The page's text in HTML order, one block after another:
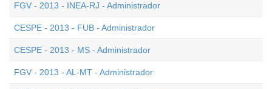
FGV - 2013 - INEA-RJ - Administrador
CESPE - 2013 - FUB - Administrador
CESPE - 2013 - MS - Administrador
FGV - 2013 - AL-MT - Administrador